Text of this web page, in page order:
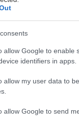
allow Google to enable
identifiers in apps.
allow my user data to
allow Google to send
όρος είναι
σε
hip ξενοδοχεία
κουζίνα